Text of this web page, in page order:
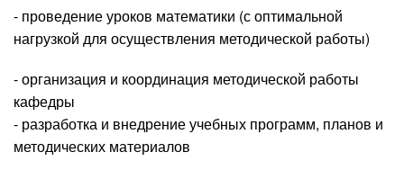
- проведение уроков математики (с оптимальной
нагрузкой для осуществления методической работы)
- организация и координация методической работы
кафедры
- разработка и внедрение учебных программ, планов и
методических материалов